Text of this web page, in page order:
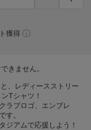
獲得
きません。
、レディースストリー
Tシャツ！
ラブロゴ、エンブレ
す。
ジアムで応援しよう！